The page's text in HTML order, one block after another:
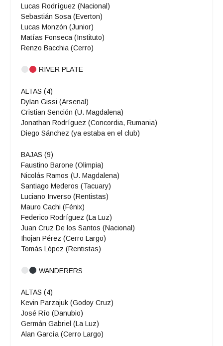
Lucas Rodríguez (Nacional)
Sebastián Sosa (Everton)
Lucas Monzón (Junior)
Matías Fonseca (Instituto)
Renzo Bacchia (Cerro)
RIVER PLATE
ALTAS (4)
Dylan Gissi (Arsenal)
Cristian Sención (U. Magdalena)
Jonathan Rodríguez (Concordia, Rumania)
Diego Sánchez (ya estaba en el club)
BAJAS (9)
Faustino Barone (Olimpia)
Nicolás Ramos (U. Magdalena)
Santiago Mederos (Tacuary)
Luciano Inverso (Rentistas)
Mauro Cachi (Fénix)
Federico Rodríguez (La Luz)
Juan Cruz De los Santos (Nacional)
Ihojan Pérez (Cerro Largo)
Tomás López (Rentistas)
WANDERERS
ALTAS (4)
Kevin Parzajuk (Godoy Cruz)
José Río (Danubio)
Germán Gabriel (La Luz)
Alan García (Cerro Largo)